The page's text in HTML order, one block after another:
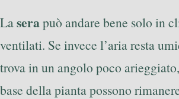
Laserapuò andare bene solo in
ventilati. Se invece l’aria resta
trova in un angolo poco
base della pianta possono